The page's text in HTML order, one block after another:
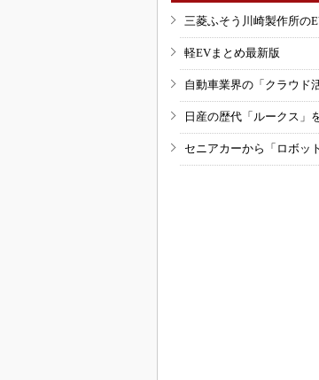
三菱ふそう川崎製作所の
軽EVまとめ最新版
自動車業界の「クラウド
日産の歴代「ルークス」
セニアカーから「ロボッ